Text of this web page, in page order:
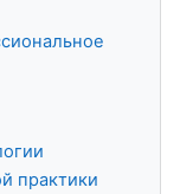
практики